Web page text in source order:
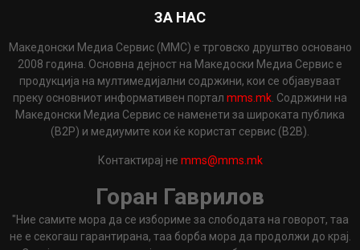
ЗА НАС
Македонски Медиа Сервис (ММС) е трговско друштво основано
2008 година. Основна дејност на Македоски Медиа Сервис е
продукција на мултимедијални содржини, кои се објавуваат
преку основниот информативен портал mms.mk . Содржини на
Македонски Медиа Сервис се наменети за широката публика
(B2P) и медиумите кои ќе користат сервис (B2B).
Контактирај не mms@mms.mk
Горан Гаврилов
"Ние самите мора да се избориме за слободата на говорот, таа
не е секогаш гарантирана, таа борба мора да продолжи до крај.